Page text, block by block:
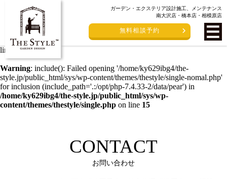
無料相談予約
ガーデン・エクステリア設計施工、メンテナンス
南大沢店・橋本店・相模原店
Warning
: include(/home/ky629ibg4/the-style.jp/public_html/sys/wp-
content/themes/thestyle/single-nomal.php): failed to open stream: No
such file or directory in
/home/ky629ibg4/the-
style.jp/public_html/sys/wp-content/themes/thestyle/single.phpon
line
15
Warning: include(): Failed opening '/home/ky629ibg4/the-
style.jp/public_html/sys/wp-content/themes/thestyle/single-nomal.php'
for inclusion (include_path='.:/opt/php-7.4.33-2/data/pear') in
/home/ky629ibg4/the-style.jp/public_html/sys/wp-
content/themes/thestyle/single.php on line 15
CONTACT
お問い合わせ